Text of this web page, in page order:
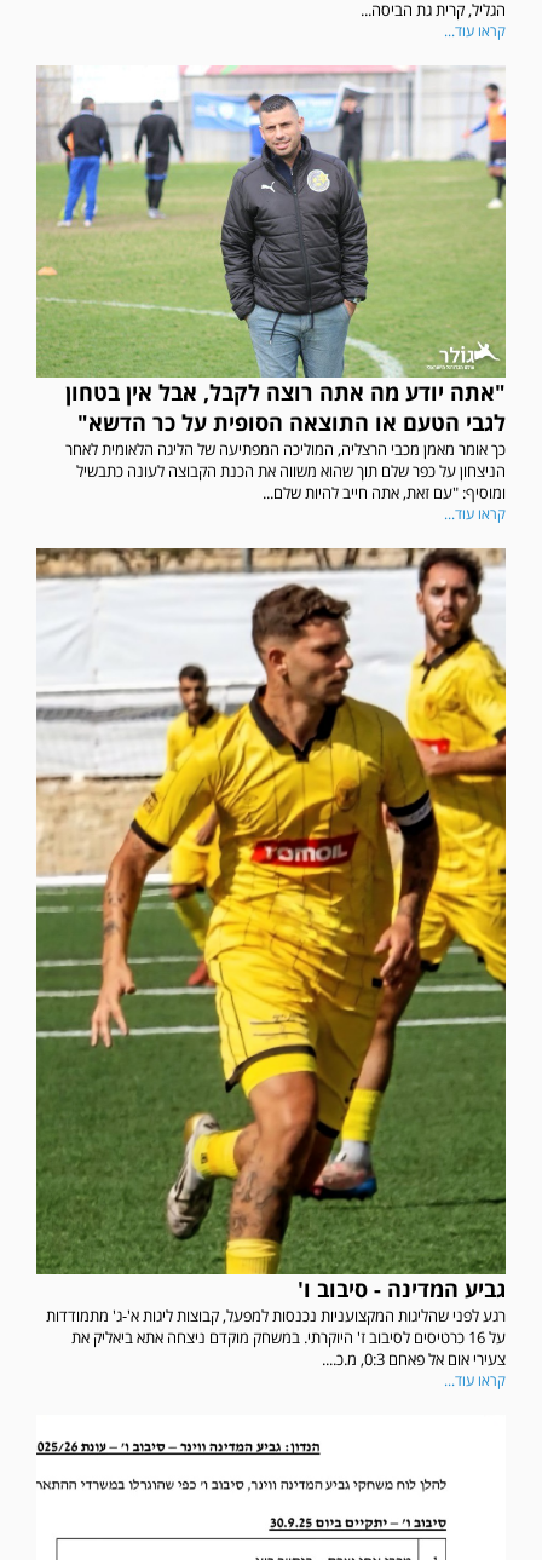
הגליל, קרית גת הביסה...
קראו עוד...
"אתה יודע מה אתה רוצה לקבל, אבל אין בטחון
לגבי הטעם או התוצאה הסופית על כר הדשא"
כך אומר מאמן מכבי הרצליה, המוליכה המפתיעה של הליגה הלאומית לאחר
הניצחון על כפר שלם תוך שהוא משווה את הכנת הקבוצה לעונה כתבשיל
ומוסיף: "עם זאת, אתה חייב להיות שלם...
קראו עוד...
גביע המדינה - סיבוב ו'
רגע לפני שהליגות המקצועניות נכנסות למפעל, קבוצות ליגות א'-ג' מתמודדות
על 16 כרטיסים לסיבוב ז' היוקרתי. במשחק מוקדם ניצחה אתא ביאליק את
צעירי אום אל פאחם 0:3, מ.כ....
קראו עוד...